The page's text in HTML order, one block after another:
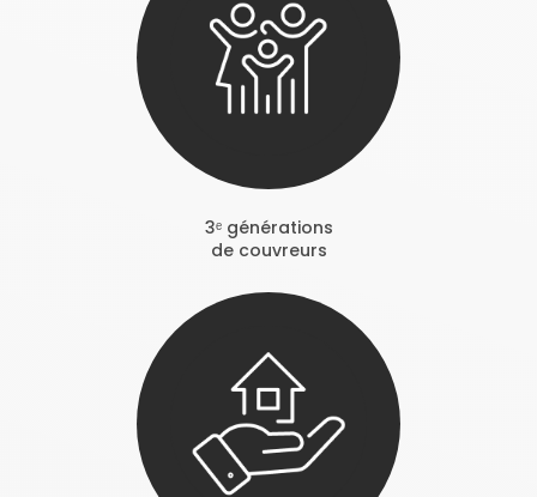
3ᵉ générations
de couvreurs